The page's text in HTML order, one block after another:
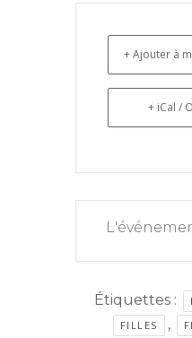
+ Ajouter à
+ iCal /
Étiquettes :
FILLES ,